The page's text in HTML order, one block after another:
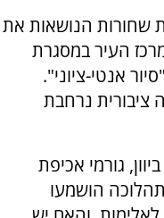
שחורות הנושאות את
העיר במסגרת
אנטי-ציוני".
ציבורית נרחבת
גורמי אכיפת
הושמעו